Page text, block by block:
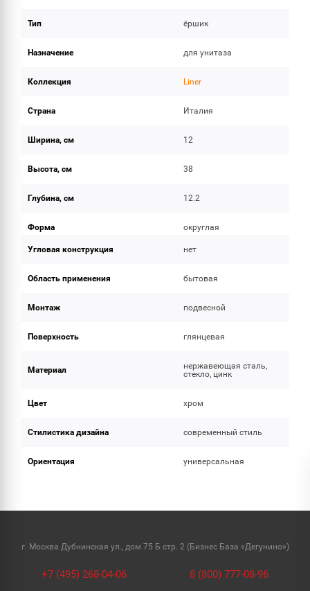
Тип ёршик
Назначение для унитаза
Коллекция Liner
Страна Италия
Ширина, см 12
Высота, см 38
Глубина, см 12.2
Форма округлая
Угловая конструкция нет
Область применения бытовая
Монтаж подвесной
Поверхность глянцевая
Материал
нержавеющая сталь,
стекло, цинк
Цвет хром
Стилистика дизайна современный стиль
Ориентация универсальная
г. Москва Дубнинская ул., дом 75 Б стр. 2 (Бизнес База «Дегунино»)
+7 (495) 268-04-06 8 (800) 777-08-96